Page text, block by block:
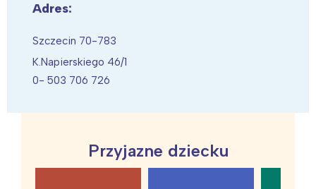
Adres:
Szczecin 70-783
K.Napierskiego 46/1
0- 503 706 726
Przyjazne dziecku